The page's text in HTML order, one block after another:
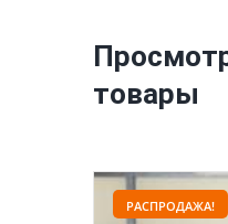
товары
РАСПРОДАЖА!